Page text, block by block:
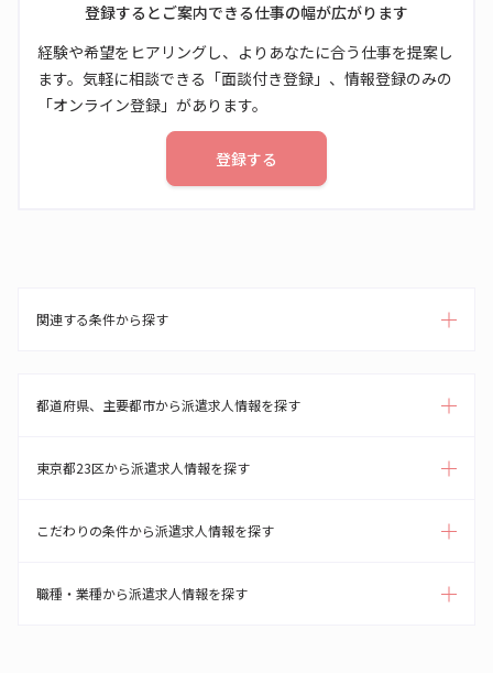
登録するとご案内できる仕事の幅が広がります
経験や希望をヒアリングし、よりあなたに合う仕事を提案し
ます。気軽に相談できる「面談付き登録」、情報登録のみの
「オンライン登録」があります。
登録する
関連する条件から探す
都道府県、主要都市から派遣求人情報を探す
東京都23区から派遣求人情報を探す
こだわりの条件から派遣求人情報を探す
職種・業種から派遣求人情報を探す